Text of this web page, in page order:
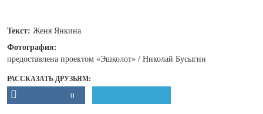
Текст: Женя Янкина
Фотография:
предоставлена проектом «Эшколот» / Николай Бусыгин
РАССКАЗАТЬ ДРУЗЬЯМ:
0